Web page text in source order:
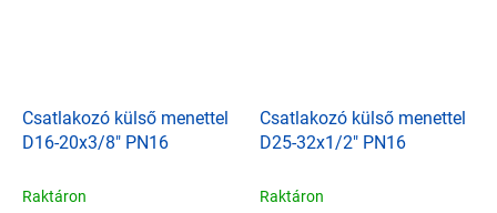
Csatlakozó külső menettel
D16-20x3/8" PN16
Raktáron
Csatlakozó külső menettel
D25-32x1/2" PN16
Raktáron